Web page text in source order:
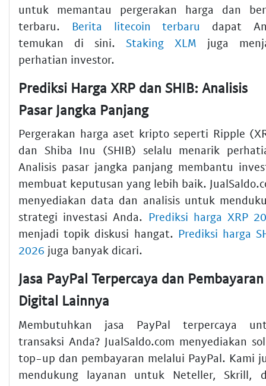
untuk memantau pergerakan harga dan
terbaru. Berita litecoin terbaru
dapat
temukan di sini. Staking XLM juga
perhatian investor.
Prediksi Harga XRP dan SHIB: Analisis
Pasar Jangka Panjang
Pergerakan harga aset kripto seperti Ripple
dan Shiba Inu (SHIB) selalu menarik
Analisis pasar jangka panjang membantu
membuat keputusan yang lebih baik.
menyediakan data dan analisis untuk
strategi investasi Anda. Prediksi harga XRP
menjadi topik diskusi hangat. Prediksi harga
2026 juga banyak dicari.
Jasa PayPal Terpercaya dan Pembayaran
Digital Lainnya
Membutuhkan jasa PayPal terpercaya
transaksi Anda? JualSaldo.com menyediakan
top-up dan pembayaran melalui PayPal. Kami
mendukung layanan untuk Neteller, Skrill,